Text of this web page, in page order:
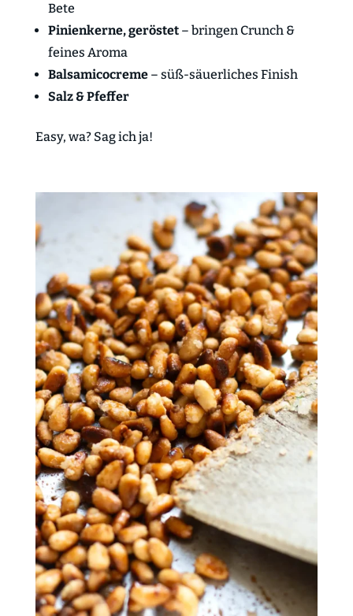
Bete
Pinienkerne, geröstet – bringen Crunch &
feines Aroma
Balsamicocreme– süß‑säuerliches Finish
Salz & Pfeffer
Easy, wa? Sag ich ja!